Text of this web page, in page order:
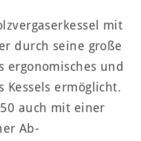
mit
durch seine große
ergonomisches und
Kessels ermöglicht.
auch mit einer
Ab-